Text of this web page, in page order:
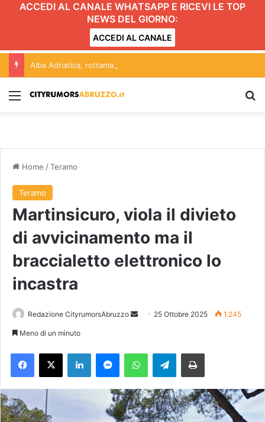
ACCEDI AL CANALE WHATSAPP E RICEVI LE TOP
NEWS DEL GIORNO:
ACCEDI AL CANALE
Menu
Home /Teramo
Teramo
Martinsicuro, viola il divieto
di avvicinamento ma il
braccialetto elettronico lo
incastra
Redazione CityrumorsAbruzzo
a
n
'
25 Ottobre 2025 1.245
Meno di un minuto
Telegram